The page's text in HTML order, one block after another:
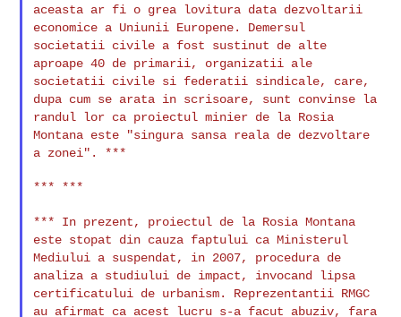
aceasta ar fi o grea lovitura data dezvoltarii
economice a Uniunii Europene. Demersul
societatii civile a fost sustinut de alte
aproape 40 de primarii, organizatii ale
societatii civile si federatii sindicale, care,
dupa cum se arata in scrisoare, sunt convinse la
randul lor ca proiectulminier de la Rosia
Montana este "singura sansa reala de dezvoltare
a zonei". ***
*** ***
*** In prezent, proiectul de la Rosia Montana
este stopat din cauza faptului ca Ministerul
Mediului a suspendat, in 2007, procedura de
analiza a studiului de impact, invocand lipsa
certificatului de urbanism. Reprezentantii RMGC
au afirmat ca acest lucru s-a facut abuziv, fara